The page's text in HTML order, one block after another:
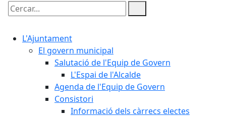
Cercar:
L'Ajuntament
El govern municipal
Salutació de l'Equip de Govern
L'Espai de l'Alcalde
Agenda de l'Equip de Govern
Consistori
Informació dels càrrecs electes